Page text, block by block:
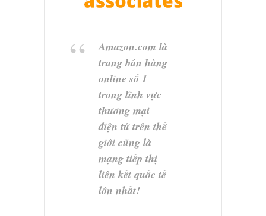
Amazon.com là
trang bán hàng
online số 1
trong lĩnh vực
thương mại
điện tử trên thế
giới cũng là
mạng tiếp thị
liên kết quốc tế
lớn nhất!